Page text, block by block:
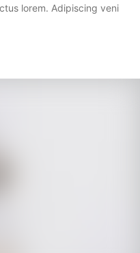
lorem. Adipiscing veni